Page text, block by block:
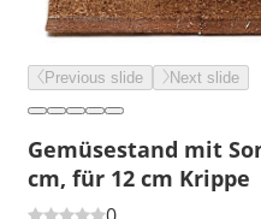
Previous slide Next slide
Gemüsestand mit
cm, für 12 cm Krippe